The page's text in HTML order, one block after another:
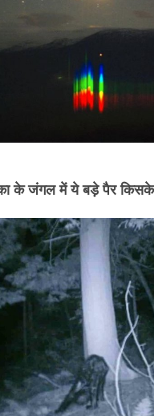
के जंगल में ये बड़े पैर